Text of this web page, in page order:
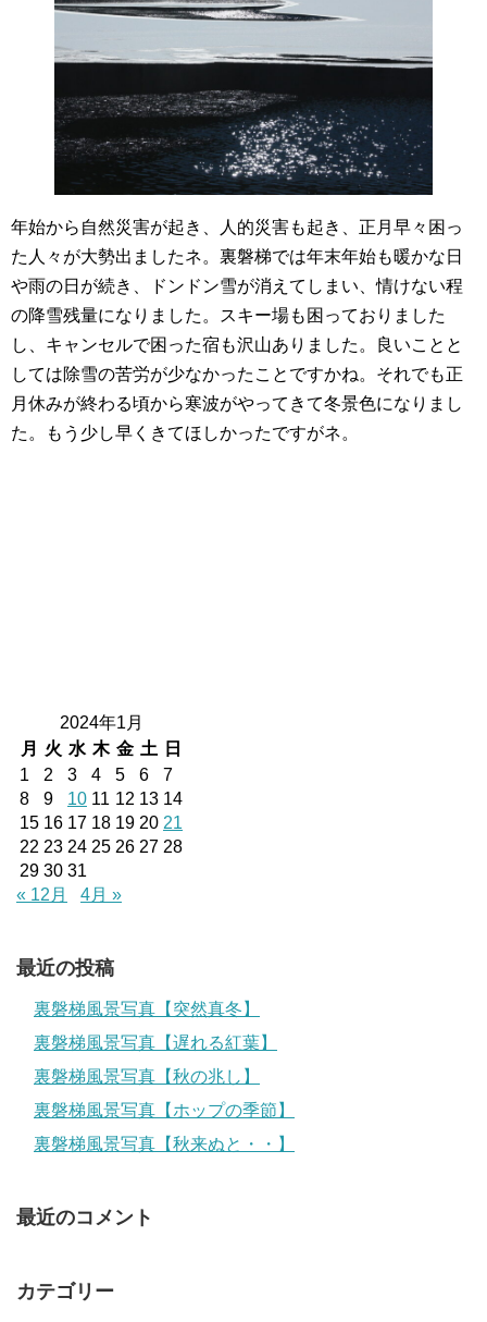
年始から自然災害が起き、人的災害も起き、正月早々困っ
た人々が大勢出ましたネ。裏磐梯では年末年始も暖かな日
や雨の日が続き、ドンドン雪が消えてしまい、情けない程
の降雪残量になりました。スキー場も困っておりました
し、キャンセルで困った宿も沢山ありました。良いことと
しては除雪の苦労が少なかったことですかね。それでも正
月休みが終わる頃から寒波がやってきて冬景色になりまし
た。もう少し早くきてほしかったですがネ。
2024年1月
月
火 水 木 金 土
日
1
2 3 4 5 6
7
8
9 10 11 12 13 14
15 16 17 18 19 20 21
22 23 24 25 26 27 28
29 30 31
« 12月
4月 »
最近の投稿
裏磐梯風景写真【突然真冬】
裏磐梯風景写真【遅れる紅葉】
裏磐梯風景写真【秋の兆し】
裏磐梯風景写真【ホップの季節】
裏磐梯風景写真【秋来ぬと・・】
最近のコメント
カテゴリー